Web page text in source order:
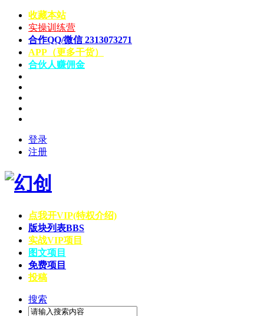
收藏本站
实操训练营
合作QQ/微信 2313073271
APP（更多干货）
合伙人赚佣金
登录
注册
点我开VIP(特权介绍)
版块列表BBS
实战VIP项目
图文项目
免费项目
投稿
搜索